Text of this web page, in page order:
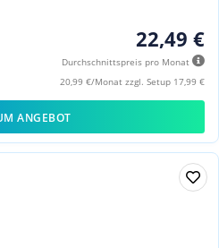
22,49 €
Durchschnittspreis pro Monat
20,99 €/Monat zzgl. Setup 17,99 €
ANGEBOT